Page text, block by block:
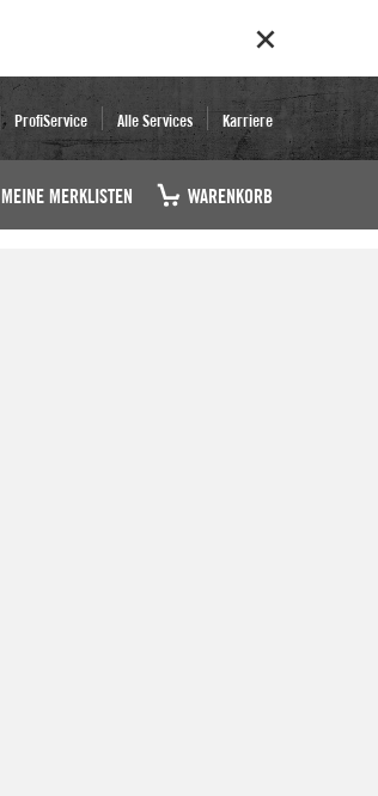
ProfiService Alle Services Karriere
MEINE MERKLISTEN WARENKORB